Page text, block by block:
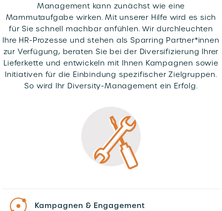
Management kann zunächst wie eine
Mammutaufgabe wirken. Mit unserer Hilfe wird es sich
für Sie schnell machbar anfühlen. Wir durchleuchten
Ihre HR-Prozesse und stehen als Sparring Partner*innen
zur Verfügung, beraten Sie bei der Diversifizierung Ihrer
Lieferkette und entwickeln mit Ihnen Kampagnen sowie
Initiativen für die Einbindung spezifischer Zielgruppen.
So wird Ihr Diversity-Management ein Erfolg.
Kampagnen & Engagement